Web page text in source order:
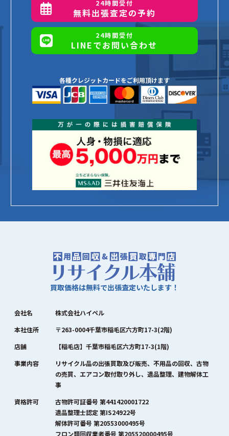
24時間受付
無料出張査定の予約
24時間受付
LINEでお問い合わせ
各種クレジットカードをご利用頂けます
買取価格は無料で出張査定いたします！
会社名
株式会社ハイペル
本社住所
〒263-0004千葉市稲毛区六方町17-3(2階)
店舗
【稲毛店】千葉市稲毛区六方町17-3(1階)
事業内容
リサイクル品の出張買取及び販売、不用品の回収、古物
の売買、エアコン取付取り外し、遺品整理、建物解体工
事
資格許可
古物許可証番号 第441420001722
遺品整理士認定 第IS24922号
解体許可番号 第20553000495号
フロン類回収業者番号 第205520000495号